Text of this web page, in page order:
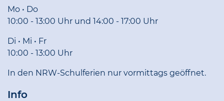
Mo • Do
10:00 - 13:00 Uhr und 14:00 - 17:00 Uhr
Di • Mi • Fr
10:00 - 13:00 Uhr
In den NRW-Schulferien nur vormittags geöffnet.
Info